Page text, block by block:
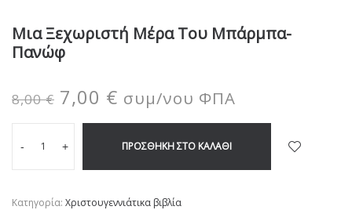
Μια Ξεχωριστή Μέρα Του Μπάρμπα-
Πανώφ
8,00€ 7,00 € συμ/νου ΦΠΑ
- + ΠΡΟΣΘΉΚΗ ΣΤΟ ΚΑΛΆΘΙ
Κατηγορία: Χριστουγεννιάτικα βιβλία